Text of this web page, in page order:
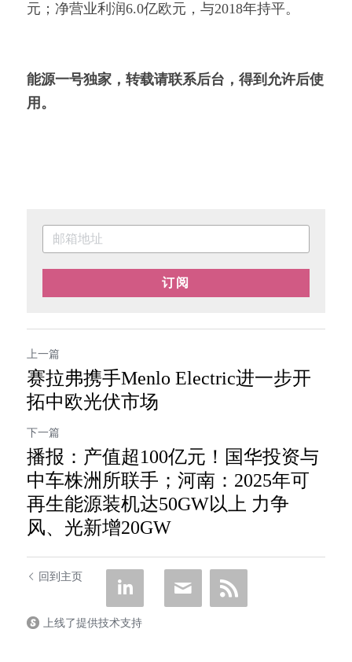
元；净营业利润6.0亿欧元，与2018年持平。
能源一号独家，转载请联系后台，得到允许后使
用。
订阅
上一篇
赛拉弗携手Menlo Electric进一步开
拓中欧光伏市场
下一篇
播报：产值超100亿元！国华投资与
中车株洲所联手；河南：2025年可
再生能源装机达50GW以上 力争
风、光新增20GW
回到主页
上线了提供技术支持